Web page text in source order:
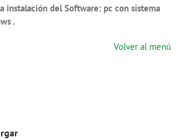
instalación del Software: pc con sistema
.
Volver al menú